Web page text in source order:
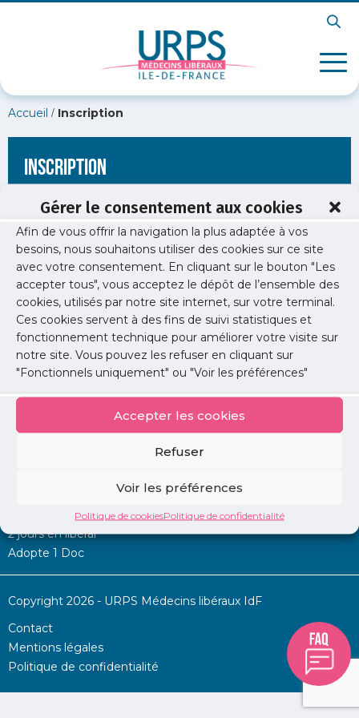
Gérer le consentement aux cookies
Afin de vous offrir la navigation la plus adaptée à vos
besoins, nous souhaitons utiliser des cookies sur ce site
avec votre consentement. En cliquant sur le bouton "Les
accepter tous", vous acceptez le dépôt de l’ensemble des
cookies, utilisés par notre site internet, sur votre terminal.
Ces cookies servent à des fins de suivi statistiques et
fonctionnement technique pour améliorer votre visite sur
notre site. Vous pouvez les refuser en cliquant sur
"Fonctionnels uniquement" ou "Voir les préférences"
Accepter les cookies
Refuser
Voir les préférences
Politique de cookiesPolitique de confidentialité
Accueil / Inscription
Inscription
[wppb-register form_name="inscription"
redirect_url="https://www.urps-med-idf.org/soiree-liberale-
neurologie/soiree-liberale-neurologie-vsite-2/"]
Permanence d’aide à l’installation
2 jours en libéral
Adopte 1 Doc
Copyright 2026 - URPS Médecins libéraux IdF
Contact
Mentions légales
Politique de confidentialité